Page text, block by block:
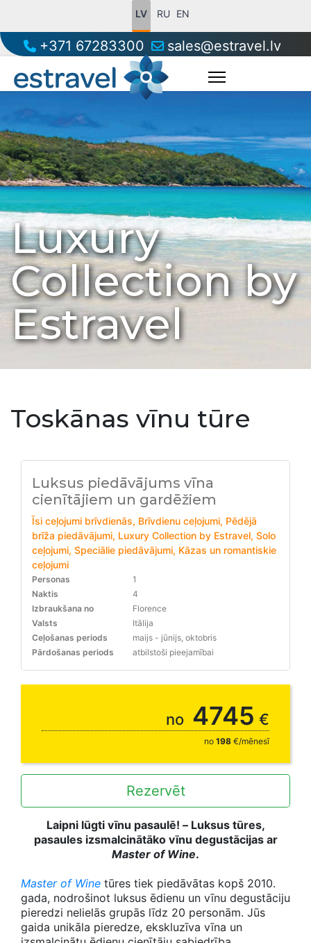
LV RU EN
+371 67283300 sales@estravel.lv
Luxury
Collection by
Estravel
Toskānas vīnu tūre
Luksus piedāvājums vīna
cienītājiem un gardēžiem
Īsi ceļojumi brīvdienās, Brīvdienu ceļojumi, Pēdējā
brīža piedāvājumi, Luxury Collection by Estravel, Solo
ceļojumi, Speciālie piedāvājumi, Kāzas un romantiskie
ceļojumi
Personas
1
Naktis
4
Izbraukšana no
Florence
Valsts
Itālija
Ceļošanas periods
maijs - jūnijs, oktobris
Pārdošanas periods
atbilstoši pieejamībai
no 4745 €
no 198 €/mēnesī
Rezervēt
Laipni lūgti vīnu pasaulē! – Luksus tūres,
pasaules izsmalcinātāko vīnu degustācijas ar
Master of Wine.
Master of Wine tūres tiek piedāvātas kopš 2010.
gada, nodrošinot luksus ēdienu un vīnu degustāciju
pieredzi nelielās grupās līdz 20 personām. Jūs
gaida unikāla pieredze, ekskluzīva vīna un